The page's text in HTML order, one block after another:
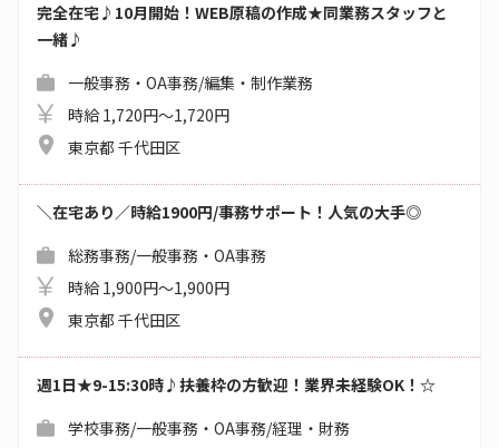
完全在宅♪10月開始！WEB原稿の作成★同業務スタッフと
一緒♪
一般事務・OA事務/編集・制作業務
時給 1,720円～1,720円
東京都 千代田区
＼在宅あり／時給1900円/事務サポート！人気の大手◎
総務事務/一般事務・OA事務
時給 1,900円～1,900円
東京都 千代田区
週1日★9-15:30時♪扶養枠の方歓迎！業界未経験OK！☆
学校事務/一般事務・OA事務/経理・財務